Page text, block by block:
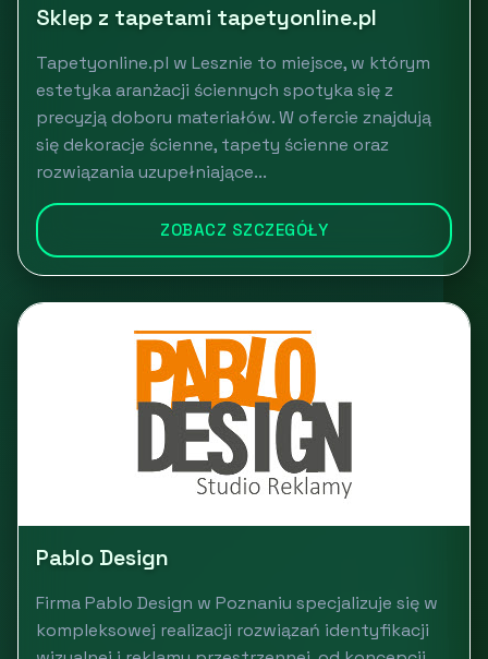
Sklep z tapetami tapetyonline.pl
Tapetyonline.pl w Lesznie to miejsce, w którym
estetyka aranżacji ściennych spotyka się z
precyzją doboru materiałów. W ofercie znajdują
się dekoracje ścienne, tapety ścienne oraz
rozwiązania uzupełniające...
ZOBACZ SZCZEGÓŁY
Pablo Design
Firma Pablo Design w Poznaniu specjalizuje się w
kompleksowej realizacji rozwiązań identyfikacji